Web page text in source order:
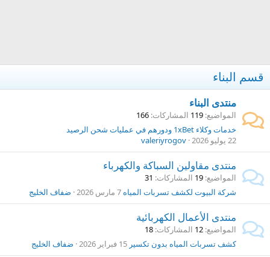
قسم البناء
منتدى البناء
المواضيع 119 المشاركات 166
خدمات وكلاء 1xBet ودورهم في عمليات شحن الرصيد
22 يوليو 2026
valeriyrogov
منتدى مقاولين السباكة والكهرباء
المواضيع 19 المشاركات 31
شركة البيوت لكشف تسربات المياه 7 مارس 2026 ضفاف الخليج
منتدى الأعمال الكهربائية
المواضيع 12 المشاركات 18
كشف تسربات المياه بدون تكسير 15 فبراير 2026 ضفاف الخليج